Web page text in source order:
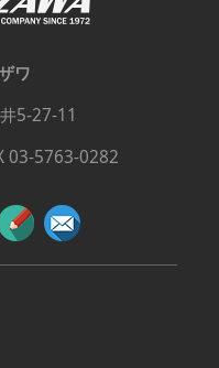
ワ
5-27-11
03-5763-0282